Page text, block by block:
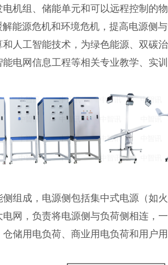
机组、储能单元和可以远程控制的
解能源危机和环境危机 ， 提高电源侧
人工智能技术，为绿色能源、双碳
电网信息工程等相关专业教学、实
组成 ， 电源侧包括集中式电源（如
网，负责将电源侧与负荷侧相连，
仓储用电负荷、商业用电负荷和用户